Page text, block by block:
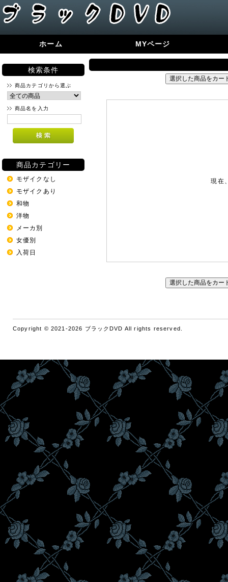
ホーム MYページ
検索条件
商品カテゴリから選ぶ
商品名を入力
商品カテゴリー
モザイクなし
モザイクあり
和物
洋物
メーカ別
女優別
入荷日
現在
Copyright © 2021-2026 ブラックDVD All rights reserved.